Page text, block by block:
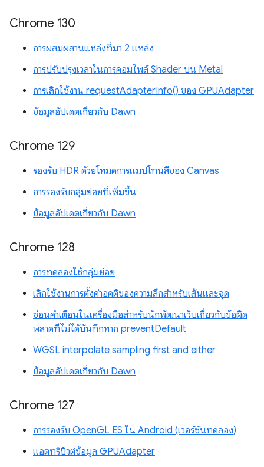
Chrome 130
การผสมผสานแหล่งที่มา 2 แหล่ง
การปรับปรุงเวลาในการคอมไพล์ Shader บน Metal
การเลิกใช้งาน requestAdapterInfo() ของ GPUAdapter
ข้อมูลอัปเดตเกี่ยวกับ Dawn
Chrome 129
รองรับ HDR ด้วยโหมดการแมปโทนสีของ Canvas
การรองรับกลุ่มย่อยที่เพิ่มขึ้น
ข้อมูลอัปเดตเกี่ยวกับ Dawn
Chrome 128
การทดลองใช้กลุ่มย่อย
เลิกใช้งานการตั้งค่าอคติของความลึกสำหรับเส้นและจุด
ซ่อนคำเตือนในเครื่องมือสำหรับนักพัฒนาเว็บเกี่ยวกับข้อผิด
พลาดที่ไม่ได้บันทึกหาก preventDefault
WGSL interpolate sampling first and either
ข้อมูลอัปเดตเกี่ยวกับ Dawn
Chrome 127
การรองรับ OpenGL ES ใน Android (เวอร์ชันทดลอง)
แอตทริบิวต์ข้อมูล GPUAdapter